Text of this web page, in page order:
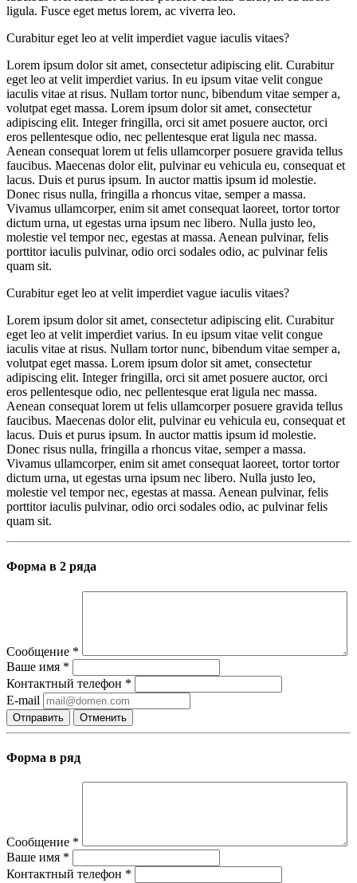
ligula. Fusce eget metus lorem, ac viverra leo.
Curabitur eget leo at velit imperdiet vague iaculis vitaes?
Lorem ipsum dolor sit amet, consectetur adipiscing elit. Curabitur
eget leo at velit imperdiet varius. In eu ipsum vitae velit congue
iaculis vitae at risus. Nullam tortor nunc, bibendum vitae semper a,
volutpat eget massa. Lorem ipsum dolor sit amet, consectetur
adipiscing elit. Integer fringilla, orci sit amet posuere auctor, orci
eros pellentesque odio, nec pellentesque erat ligula nec massa.
Aenean consequat lorem ut felis ullamcorper posuere gravida tellus
faucibus. Maecenas dolor elit, pulvinar eu vehicula eu, consequat et
lacus. Duis et purus ipsum. In auctor mattis ipsum id molestie.
Donec risus nulla, fringilla a rhoncus vitae, semper a massa.
Vivamus ullamcorper, enim sit amet consequat laoreet, tortor tortor
dictum urna, ut egestas urna ipsum nec libero. Nulla justo leo,
molestie vel tempor nec, egestas at massa. Aenean pulvinar, felis
porttitor iaculis pulvinar, odio orci sodales odio, ac pulvinar felis
quam sit.
Curabitur eget leo at velit imperdiet vague iaculis vitaes?
Lorem ipsum dolor sit amet, consectetur adipiscing elit. Curabitur
eget leo at velit imperdiet varius. In eu ipsum vitae velit congue
iaculis vitae at risus. Nullam tortor nunc, bibendum vitae semper a,
volutpat eget massa. Lorem ipsum dolor sit amet, consectetur
adipiscing elit. Integer fringilla, orci sit amet posuere auctor, orci
eros pellentesque odio, nec pellentesque erat ligula nec massa.
Aenean consequat lorem ut felis ullamcorper posuere gravida tellus
faucibus. Maecenas dolor elit, pulvinar eu vehicula eu, consequat et
lacus. Duis et purus ipsum. In auctor mattis ipsum id molestie.
Donec risus nulla, fringilla a rhoncus vitae, semper a massa.
Vivamus ullamcorper, enim sit amet consequat laoreet, tortor tortor
dictum urna, ut egestas urna ipsum nec libero. Nulla justo leo,
molestie vel tempor nec, egestas at massa. Aenean pulvinar, felis
porttitor iaculis pulvinar, odio orci sodales odio, ac pulvinar felis
quam sit.
Форма в 2 ряда
Сообщение *
Ваше имя *
Контактный телефон *
E-mail
Отправить Отменить
Форма в ряд
Сообщение *
Ваше имя *
Контактный телефон *